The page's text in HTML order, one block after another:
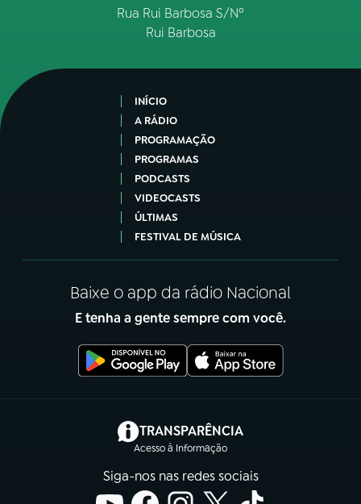
Rua Rui Barbosa S/Nº
Rui Barbosa
INÍCIO
A RÁDIO
PROGRAMAÇÃO
PROGRAMAS
PODCASTS
VIDEOCASTS
ÚLTIMAS
FESTIVAL DE MÚSICA
Baixe o app da rádio Nacional
E tenha a gente sempre com você.
TRANSPARÊNCIA
Acesso à Informação
(abre em nova aba)
Siga-nos nas redes sociais